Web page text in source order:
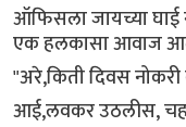
ऑफिसला जायच्या घाई
एक हलकासा आवाज
"अरे,किती दिवस
आई,लवकर उठलीस,